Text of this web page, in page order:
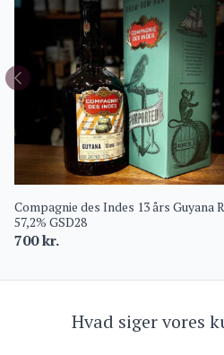
Compagnie des Indes 13 års Guyana
57,2% GSD28
700kr.
Hvad siger vores